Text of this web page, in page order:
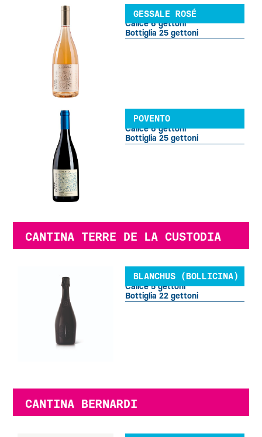
GESSALE ROSÉ
Calice 6 gettoni
Bottiglia 25 gettoni
POVENTO
Calice 6 gettoni
Bottiglia 25 gettoni
CANTINA TERRE DE LA CUSTODIA
BLANCHUS (BOLLICINA)
Calice 5 gettoni
Bottiglia 22 gettoni
CANTINA BERNARDI